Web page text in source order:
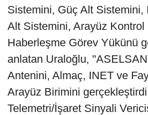
Sistemini, Güç Alt Sistemini,
Alt Sistemini, Arayüz
Haberleşme Görev Yükünü
anlatan Uraloğlu,
Antenini, Almaç, INET ve
Arayüz Birimini
Telemetri/İşaret Sinyali